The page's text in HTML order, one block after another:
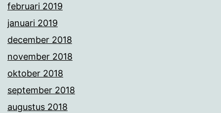
februari 2019
januari 2019
december 2018
november 2018
oktober 2018
september 2018
augustus 2018